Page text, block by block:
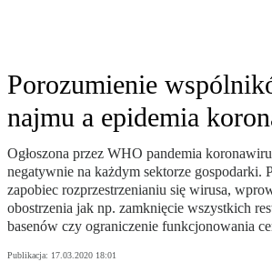
Porozumienie
najmu a epidemia
Ogłoszona przez WHO pandemia
negatywnie na każdym sektorze gospodarki.
zapobiec rozprzestrzenianiu się wirusa,
obostrzenia jak np. zamknięcie wszystkich
basenów czy ograniczenie funkcjonowania
Publikacja: 17.03.2020 18:01